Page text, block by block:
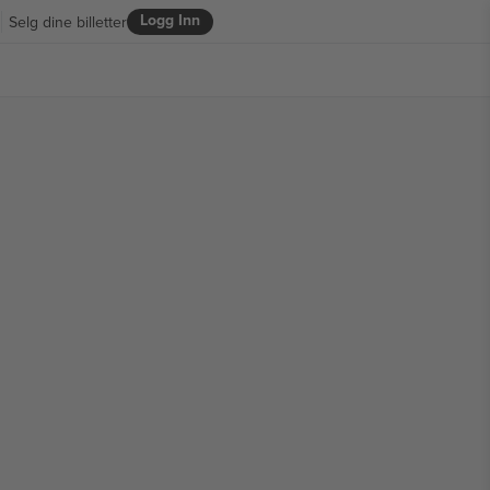
Logg Inn
Selg dine billetter